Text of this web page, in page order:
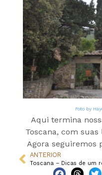
Foto by
Aqui termina
Toscana, com
Agora seguiremos
ANTERIOR